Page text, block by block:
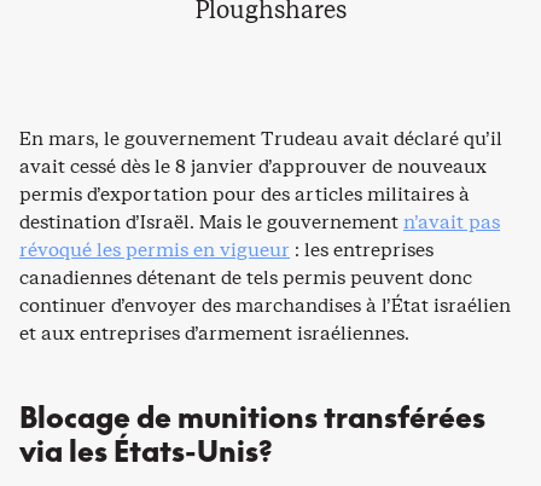
Ploughshares
En mars, le gouvernement Trudeau avait déclaré qu’il
avait cessé dès le 8 janvier d’approuver de nouveaux
permis d’exportation pour des articles militaires à
destination d’Israël. Mais le gouvernementn’avait pas
révoqué les permis en vigueur : les entreprises
canadiennes détenant de tels permis peuvent donc
continuer d’envoyer des marchandises à l’État israélien
et aux entreprises d’armement israéliennes.
Blocage de munitions transférées
via les États-Unis?